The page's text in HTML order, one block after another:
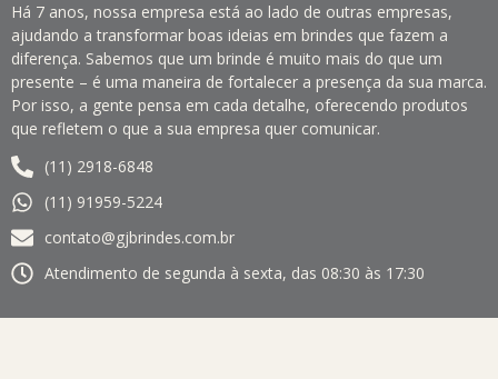
Há 7 anos, nossa empresa está ao lado de outras empresas,
ajudando a transformar boas ideias em brindes que fazem a
diferença. Sabemos que um brinde é muito mais do que um
presente – é uma maneira de fortalecer a presença da sua marca.
Por isso, a gente pensa em cada detalhe, oferecendo produtos
que refletem o que a sua empresa quer comunicar.
(11) 2918-6848
(11) 91959-5224
contato@gjbrindes.com.br
Atendimento de segunda à sexta, das 08:30 às 17:30